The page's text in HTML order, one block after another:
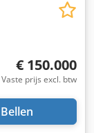
€ 150.000
Vaste prijs excl. btw
Bellen